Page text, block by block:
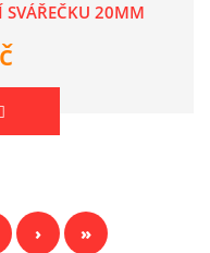
SVÁŘEČKU 20MM
› »